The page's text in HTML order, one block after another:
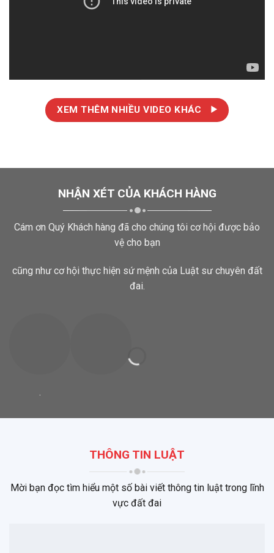
XEM THÊM NHIỀU VIDEO KHÁC
NHẬN XÉT CỦA KHÁCH HÀNG
Cám ơn Quý Khách hàng đã cho chúng tôi cơ hội được bảo
vệ cho bạn
cũng như cơ hội thực hiện sứ mệnh của Luật sư chuyên đất
đai.
THÔNG TIN LUẬT
Mời bạn đọc tìm hiểu một số bài viết thông tin luật trong lĩnh
vực đất đai